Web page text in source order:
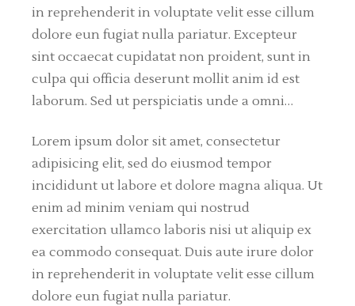
in reprehenderit in voluptate velit esse cillum
dolore eun fugiat nulla pariatur. Excepteur
sint occaecat cupidatat non proident, sunt in
culpa qui officia deserunt mollit anim id est
laborum. Sed ut perspiciatis unde a omni…
Lorem ipsum dolor sit amet, consectetur
adipisicing elit, sed do eiusmod tempor
incididunt ut labore et dolore magna aliqua. Ut
enim ad minim veniam qui nostrud
exercitation ullamco laboris nisi ut aliquip ex
ea commodo consequat. Duis aute irure dolor
in reprehenderit in voluptate velit esse cillum
dolore eun fugiat nulla pariatur.